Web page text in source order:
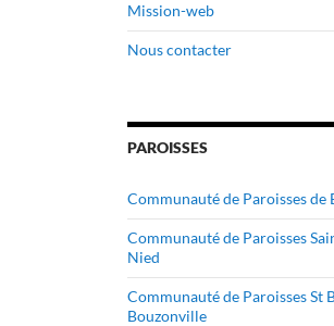
Mission-web
Nous contacter
PAROISSES
Communauté de Paroisses de
Communauté de Paroisses
Nied
Communauté de Paroisses St
Bouzonville